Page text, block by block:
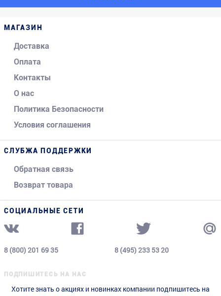
МАГАЗИН
Доставка
Оплата
Контакты
О нас
Политика Безопасности
Условия соглашения
СЛУБЖА ПОДДЕРЖКИ
Обратная связь
Возврат товара
СОЦИАЛЬНЫЕ СЕТИ
8 (800) 201 69 35 8 (495) 233 53 20
ПОДПИШИТЕСЬ НА НАС
Хотите знать о акциях и новинках компании подпишитесь на